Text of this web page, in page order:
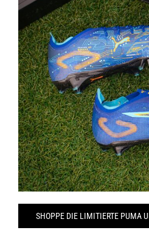
SHOPPE DIE LIMITIERTE PUMA